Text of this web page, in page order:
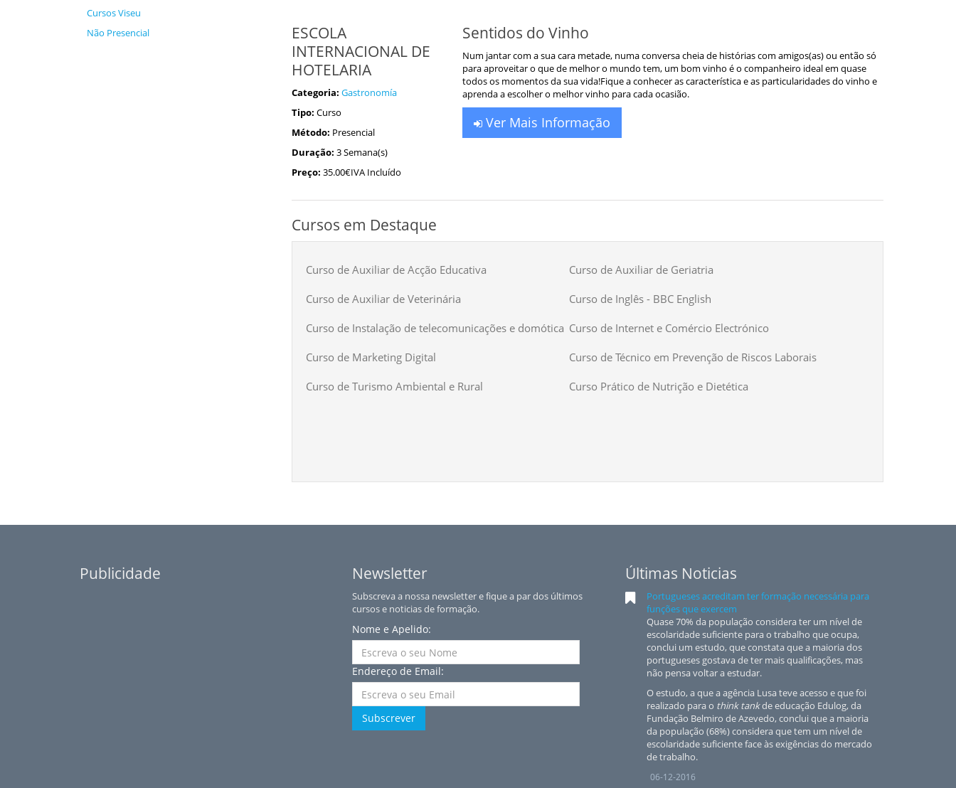
Cursos Viseu
Não Presencial
ESCOLA
INTERNACIONAL DE
HOTELARIA
Categoria: Gastronomía
Tipo: Curso
Método: Presencial
Duração: 3 Semana(s)
Preço: 35.00€IVA Incluído
Sentidos do Vinho
Num jantar com a sua cara metade, numa conversa cheia de histórias com amigos(as) ou então só
para aproveitar o que de melhor o mundo tem, um bom vinho é o companheiro ideal em quase
todos os momentos da sua vida!Fique a conhecer as característica e as particularidades do vinho e
aprenda a escolher o melhor vinho para cada ocasião.
Ver Mais Informação
Cursos em Destaque
Curso de Auxiliar de Acção Educativa Curso de Auxiliar de Geriatria
Curso de Auxiliar de Veterinária Curso de Inglês - BBC English
Curso de Instalação de telecomunicações e domótica Curso de Internet e Comércio Electrónico
Curso de Marketing Digital Curso de Técnico em Prevenção de Riscos Laborais
Curso de Turismo Ambiental e Rural Curso Prático de Nutrição e Dietética
Publicidade Newsletter
Subscreva a nossa newsletter e fique a par dos últimos
cursos e noticias de formação.
Nome e Apelido:
Endereço de Email:
Subscrever
Últimas Noticias
Portugueses acreditam ter formação necessária para
funções que exercem
Quase 70% da população considera ter um nível de
escolaridade suficiente para o trabalho que ocupa,
conclui um estudo, que constata que a maioria dos
portugueses gostava de ter mais qualificações, mas
não pensa voltar a estudar.
O estudo, a que a agência Lusa teve acesso e que foi
realizado para o think tankde educação Edulog, da
Fundação Belmiro de Azevedo, conclui que a maioria
da população (68%) considera que tem um nível de
escolaridade suficiente face às exigências do mercado
de trabalho.
06-12-2016